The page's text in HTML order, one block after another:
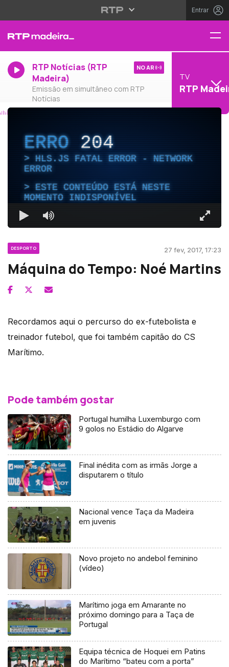
Entrar
RTP Notícias (RTP
Madeira)
Emissão em simultâneo com RTP
Notícias
NO AR
TV
RTP
ERRO204
HLS.JS FATAL ERROR - NETWORK
ERROR
ESTE CONTEÚDO ESTÁ NESTE
MOMENTO INDISPONÍVEL
DESPORTO 27 fev, 2017, 17:23
Máquina do Tempo: Noé Martins
Recordamos aqui o percurso do ex-futebolista e
treinador futebol, que foi também capitão do CS
Marítimo.
Pode também gostar
Portugal humilha Luxemburgo com
9 golos no Estádio do Algarve
Final inédita com as irmãs Jorge a
disputarem o título
Nacional vence Taça da Madeira
em juvenis
Novo projeto no andebol feminino
(vídeo)
Marítimo joga em Amarante no
próximo domingo para a Taça de
Portugal
Equipa técnica de Hoquei em Patins
do Marítimo “bateu com a porta”